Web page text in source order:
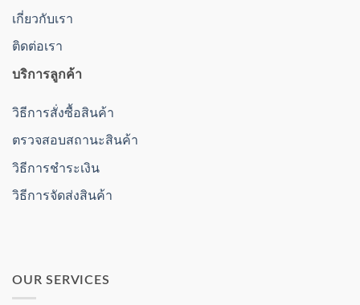
เกี่ยวกับเรา
ติดต่อเรา
บริการลูกค้า
วิธีการสั่งซื้อสินค้า
ตรวจสอบสถานะสินค้า
วิธีการชำระเงิน
วิธีการจัดส่งสินค้า
OUR SERVICES